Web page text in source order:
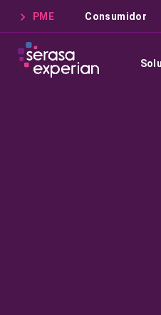
PME Consumidor